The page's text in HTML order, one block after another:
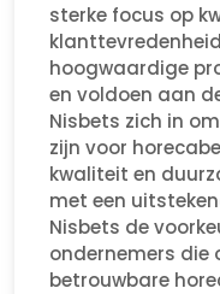
sterke focus op
hoogwaardige
en voldoen aan
Nisbets zich in
zijn voor
kwaliteit en
met een
Nisbets de
ondernemers die
betrouwbare